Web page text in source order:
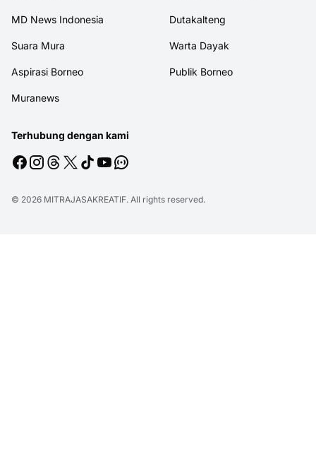
MD News Indonesia Dutakalteng
Suara Mura Warta Dayak
Aspirasi Borneo Publik Borneo
Muranews
Terhubung dengan kami
© 2026 MITRAJASAKREATIF. All rights reserved.